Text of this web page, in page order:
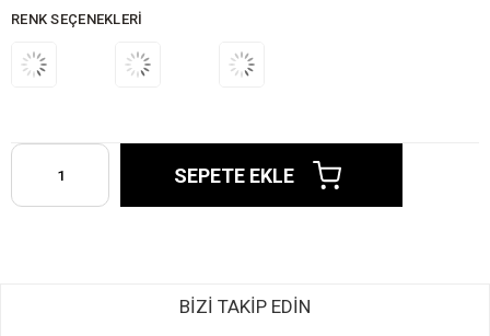
RENK SEÇENEKLERI
BİZİ TAKİP EDİN